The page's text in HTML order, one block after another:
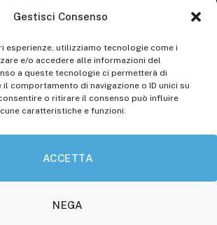
Gestisci Consenso
esperienze, utilizziamo tecnologie come i
e/o accedere alle informazioni del
a queste tecnologie ci permetterà di
comportamento di navigazione o ID unici su
o ritirare il consenso può influire
caratteristiche e funzioni.
ACCETTA
NEGA